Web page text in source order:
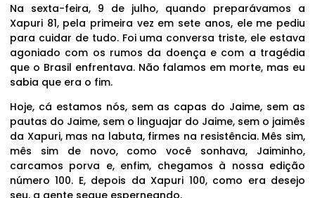
Na sexta-feira, 9 de julho, quando preparávamos a
Xapuri 81, pela primeira vez em sete anos, ele me pediu
para cuidar de tudo. Foi uma conversa triste, ele estava
agoniado com os rumos da doença e com a tragédia
que o Brasil enfrentava. Não falamos em morte, mas eu
sabia que era o fim.
Hoje, cá estamos nós, sem as capas do Jaime, sem as
pautas do Jaime, sem o linguajar do Jaime, sem o jaimês
da Xapuri, mas na labuta, firmes na resistência. Mês sim,
mês sim de novo, como você sonhava, Jaiminho,
carcamos porva e, enfim, chegamos à nossa edição
número 100. E, depois da Xapuri 100, como era desejo
seu, a gente segue esperneando.